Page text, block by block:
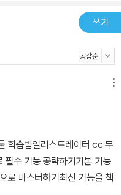
쓰기
학습법일러스트레이터 cc 무
필수 기능 공략하기기본 기능
로 마스터하기최신 기능을 책